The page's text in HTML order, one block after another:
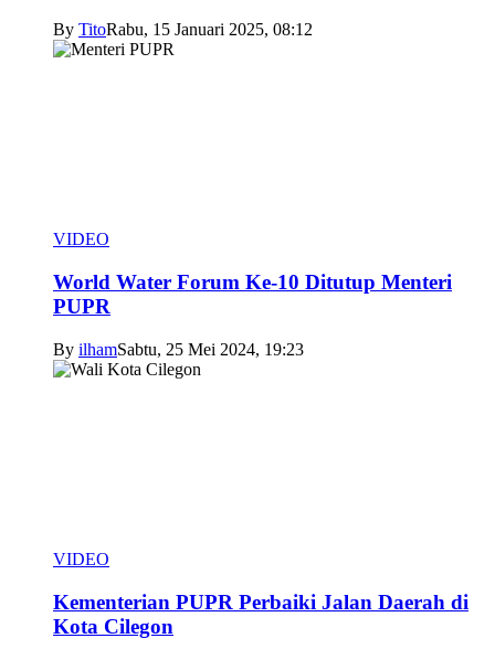
By TitoRabu, 15 Januari 2025, 08:12
VIDEO
World Water Forum Ke-10 Ditutup Menteri
PUPR
By ilhamSabtu, 25 Mei 2024, 19:23
VIDEO
Kementerian PUPR Perbaiki Jalan Daerah di
Kota Cilegon